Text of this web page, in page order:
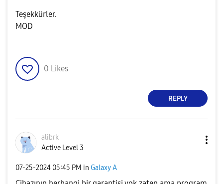
Teşekkürler.
MOD
0 Likes
REPLY
alibrk
Active Level 3
‎07-25-2024 05:45 PM in Galaxy A